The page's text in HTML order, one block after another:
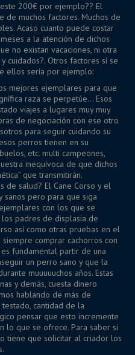
200€ por ejemplo?? El
de muchos factores. Muchos de
Acaso cuanto puede costar
a la atención de dichos
no existan vacaciones, ni otra
cuidados?. Otros factores sí se
ellos sería por ejemplo:
mejores ejemplares para que
raza se perpetúe… Esos
viajes a lugares muy muy
de negociación con ese otro
para seguir cuidando su
perros tienen en su
etc. multi campeones,
inequívoca de que dichos
que transmitirán.
de salud? El Cane Corso y el
sanos pero para que siga
con los que se
padres de displasia de
así como otras pruebas en el
siempre comprar cachorros con
fundamental partir de una
un perro sano y que la
muuuuuchos años. Estas
y demás, cuesta dinero
hablando de más de
cantidad de la
pensar que esto incremente
lo que se ofrece. Para saber si
tiene que solicitar al criador los